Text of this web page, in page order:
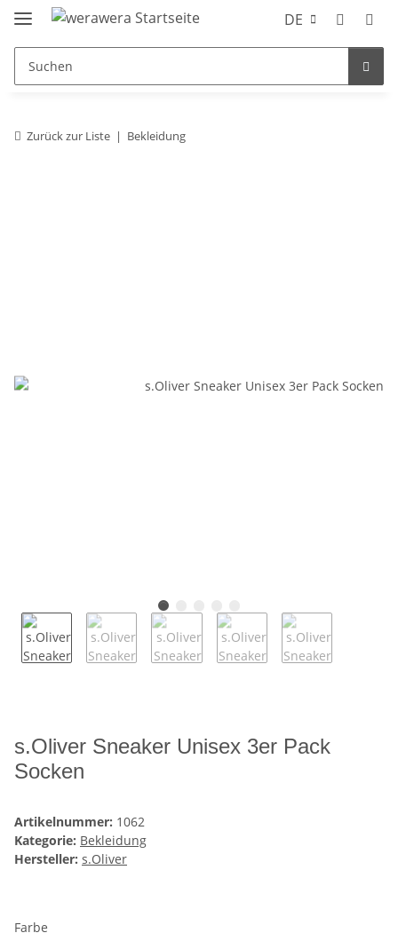
DE
Zurück zur Liste Bekleidung
s.Oliver Sneaker Unisex 3er Pack
Socken
Artikelnummer: 1062
Kategorie: Bekleidung
Hersteller: s.Oliver
Farbe